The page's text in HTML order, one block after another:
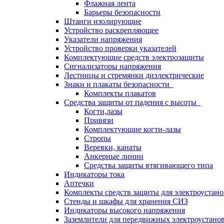
Флажная лента
Барьеры безопасности
Штанги изолирующие
Устройство раскрепляющее
Указатели напряжения
Устройство проверки указателей
Комплектующие средств электрозащиты
Сигнализаторы напряжения
Лестницы и стремянки диэлектрические
Знаки и плакаты безопасности
Комплекты плакатов
Средства защиты от падения с высоты
Когти,лазы
Привязи
Комплектующие когти-лазы
Стропы
Веревки, канаты
Анкерные линии
Средства защиты втягивающего типа
Индикаторы тока
Аптечки
Комплекты средств защиты для
Стенды и шкафы для хранения СИЗ
Индикаторы высокого напряжения
Заземлители для передвижных